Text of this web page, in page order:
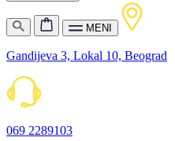
MENI
Gandijeva 3, Lokal 10, Beograd
069 2289103